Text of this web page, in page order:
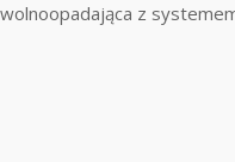
z